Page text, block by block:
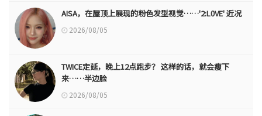
AISA，在屋顶上展现的粉色发型视觉……'2:L0VE' 近况
2026/08/05
TWICE定延，晚上12点跑步？ 这样的话，就会瘦下
来……半边脸
2026/08/05